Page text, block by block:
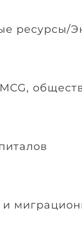
ресурсы/
и